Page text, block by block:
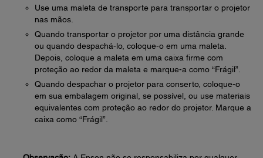
Use uma maleta de transporte para transportar o projetor
nas mãos.
Quando transportar o projetor por uma distância grande
ou quando despachá-lo, coloque-o em uma maleta.
Depois, coloque a maleta em uma caixa firme com
proteção ao redor da maleta e marque-a como “Frágil”.
Quando despachar o projetor para conserto, coloque-o
em sua embalagem original, se possível, ou use materiais
equivalentes com proteção ao redor do projetor. Marque a
caixa como “Frágil”.